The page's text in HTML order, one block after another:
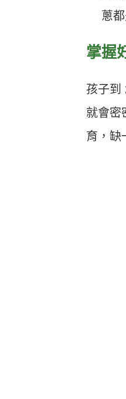
蔥
掌握
孩子到
就會密
育，缺